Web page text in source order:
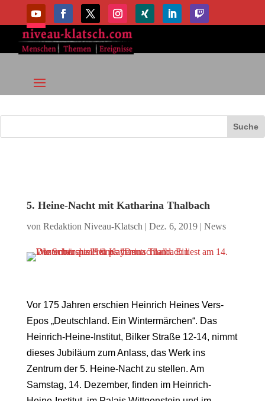
5. Heine-Nacht mit Katharina Thalbach
von Redaktion Niveau-Klatsch | Dez. 6, 2019| News
Vor 175 Jahren erschien Heinrich Heines Vers-
Epos „Deutschland. Ein Wintermärchen“. Das
Heinrich-Heine-Institut, Bilker Straße 12-14, nimmt
dieses Jubiläum zum Anlass, das Werk ins
Zentrum der 5. Heine-Nacht zu stellen. Am
Samstag, 14. Dezember, finden im Heinrich-